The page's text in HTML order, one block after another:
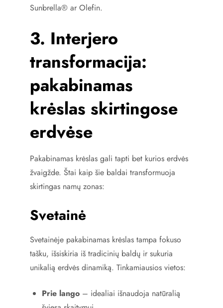
Sunbrella® ar Olefin.
3. Interjero
transformacija:
pakabinamas
krėslas skirtingose
erdvėse
Pakabinamas krėslas gali tapti bet kurios erdvės
žvaigžde. Štai kaip šie baldai transformuoja
skirtingas namų zonas:
Svetainė
Svetainėje pakabinamas krėslas tampa fokuso
tašku, išsiskiria iš tradicinių baldų ir sukuria
unikalią erdvės dinamiką. Tinkamiausios vietos:
Prie lango – idealiai išnaudoja natūralią